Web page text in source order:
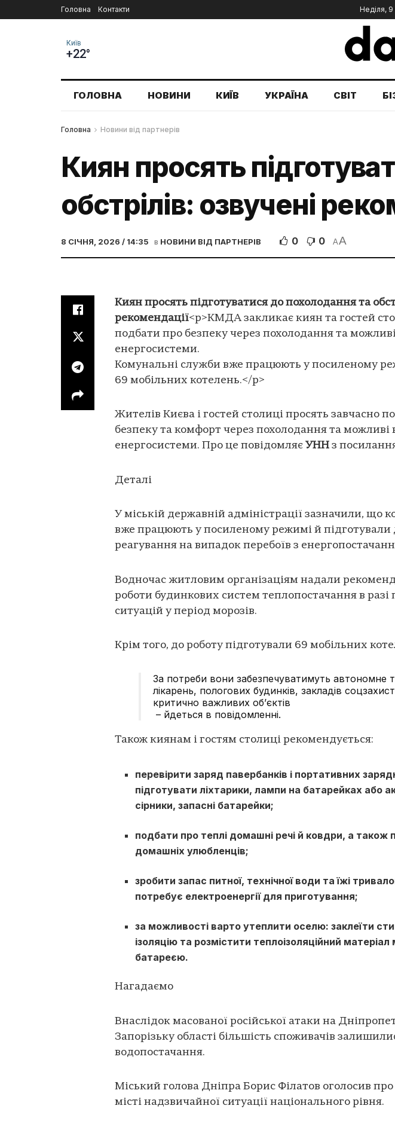
Головна Контакти Неділя,
Київ
+22°
ГОЛОВНА НОВИНИ КИЇВ УКРАЇНА СВІТ
Головна Новини від партнерів
Киян просять
обстрілів: озвучені
8 СІЧНЯ, 2026 / 14:35 в НОВИНИ ВІД ПАРТНЕРІВ 0 0 AA
Киян просять підготуватися до похолодання та
рекомендації<p>КМДА закликає киян та гостей
подбати про безпеку через похолодання та
енергосистеми.
Комунальні служби вже працюють у посиленому
69 мобільних котелень.</p>
Жителів Києва і гостей столиці просять завчасно
безпеку та комфорт через похолодання та можливі
енергосистеми. Про це повідомляє УНН з
Деталі
У міській державній адміністрації зазначили, що
вже працюють у посиленому режимі й підготували
реагування на випадок перебоїв з
Водночас житловим організаціям надали
роботи будинкових систем теплопостачання в
ситуацій у період морозів.
Крім того, до роботу підготували 69 мобільних
За потреби вони забезпечуватимуть автономне
лікарень, пологових будинків, закладів
критично важливих об’єктів
– йдеться в повідомленні.
Також киянам і гостям столиці рекомендується:
перевірити заряд павербанків і портативних
підготувати ліхтарики, лампи на батарейках або
сірники, запасні батарейки;
подбати про теплі домашні речі й ковдри, а також
домашніх улюбленців;
зробити запас питної, технічної води та їжі
потребує електроенергії для приготування;
за можливості варто утеплити оселю: заклеїти
ізоляцію та розмістити теплоізоляційний матеріал
батареєю.
Нагадаємо
Внаслідок масованої російської атаки на
Запорізьку області більшість споживачів
водопостачання.
Міський голова Дніпра Борис Філатов оголосив
місті надзвичайної ситуації національного рівня.